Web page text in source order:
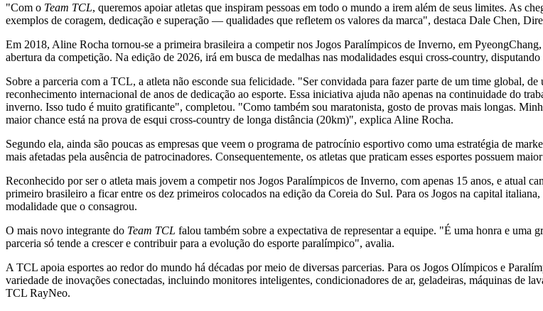
"Com o Team TCL, queremos apoiar atletas que inspiram pessoas em todo o mundo a irem além de seus limites. As
exemplos de coragem, dedicação e superação — qualidades que refletem os valores da marca", destaca Dale Chen,
Em 2018, Aline Rocha tornou-se a primeira brasileira a competir nos Jogos Paralímpicos de Inverno, em
abertura da competição. Na edição de 2026, irá em busca de medalhas nas modalidades esqui cross-country,
Sobre a parceria com a TCL, a atleta não esconde sua felicidade. "Ser convidada para fazer parte de um time global,
reconhecimento internacional de anos de dedicação ao esporte. Essa iniciativa ajuda não apenas na continuidade do
inverno. Isso tudo é muito gratificante", completou. "Como também sou maratonista, gosto de provas mais longas.
maior chance está na prova de esqui cross-country de longa distância (20km)", explica Aline Rocha.
Segundo ela, ainda são poucas as empresas que veem o programa de patrocínio esportivo como uma estratégia de
mais afetadas pela ausência de patrocinadores. Consequentemente, os atletas que praticam esses esportes possuem
Reconhecido por ser o atleta mais jovem a competir nos Jogos Paralímpicos de Inverno, com apenas 15 anos, e atual
primeiro brasileiro a ficar entre os dez primeiros colocados na edição da Coreia do Sul. Para os Jogos na capital
modalidade que o consagrou.
O mais novo integrante do Team TCL falou também sobre a expectativa de representar a equipe. "É uma honra e
parceria só tende a crescer e contribuir para a evolução do esporte paralímpico", avalia.
A TCL apoia esportes ao redor do mundo há décadas por meio de diversas parcerias. Para os Jogos Olímpicos e
variedade de inovações conectadas, incluindo monitores inteligentes, condicionadores de ar, geladeiras, máquinas de
TCL RayNeo.